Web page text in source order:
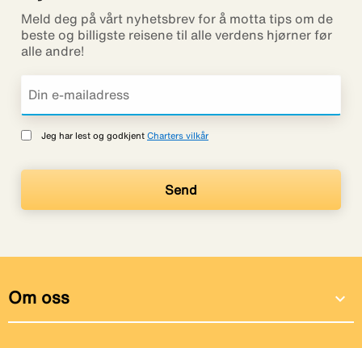
Meld deg på vårt nyhetsbrev for å motta tips om de
beste og billigste reisene til alle verdens hjørner før
alle andre!
Jeg har lest og godkjent Charters vilkår
Om oss expand_more